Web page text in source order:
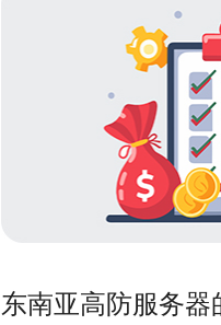
东南亚高防服务